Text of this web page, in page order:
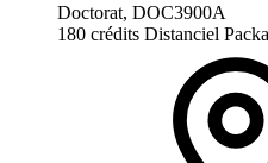
Doctorat, DOC3900A
180 crédits Distanciel